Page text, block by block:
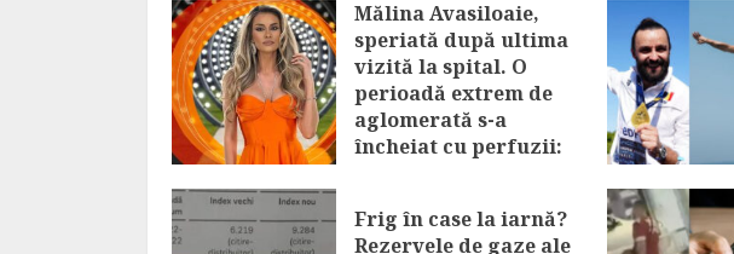
Mălina Avasiloaie,
speriată după ultima
vizită la spital. O
perioadă extrem de
aglomerată s-a
încheiat cu perfuzii:
sănătatea”
Frig în case la iarnă?
Rezervele de gaze ale